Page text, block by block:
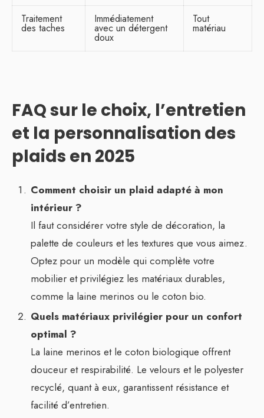
Traitement
des taches
Immédiatement
avec un détergent
doux
Tout
matériau
FAQ sur le choix, l’entretien
et la personnalisation des
plaids en 2025
Comment choisir un plaid adapté à mon
intérieur ?
Il faut considérer votre style de décoration, la
palette de couleurs et les textures que vous aimez.
Optez pour un modèle qui complète votre
mobilier et privilégiez les matériaux durables,
comme la laine merinos ou le coton bio.
Quels matériaux privilégier pour un confort
optimal ?
La laine merinos et le coton biologique offrent
douceur et respirabilité. Le velours et le polyester
recyclé, quant à eux, garantissent résistance et
facilité d’entretien.